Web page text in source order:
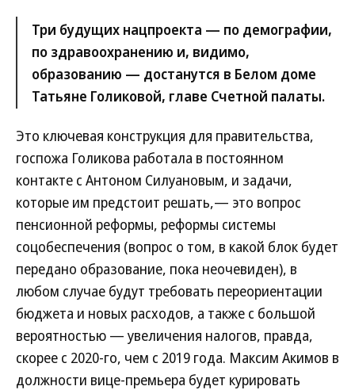
Три будущих нацпроекта — по демографии,
по здравоохранению и, видимо,
образованию — достанутся в Белом доме
Татьяне Голиковой, главе Счетной палаты.
Это ключевая конструкция для правительства,
госпожа Голикова работала в постоянном
контакте с Антоном Силуановым, и задачи,
которые им предстоит решать,— это вопрос
пенсионной реформы, реформы системы
соцобеспечения (вопрос о том, в какой блок будет
передано образование, пока неочевиден), в
любом случае будут требовать переориентации
бюджета и новых расходов, а также с большой
вероятностью — увеличения налогов, правда,
скорее с 2020-го, чем с 2019 года. Максим Акимов в
должности вице-премьера будет курировать